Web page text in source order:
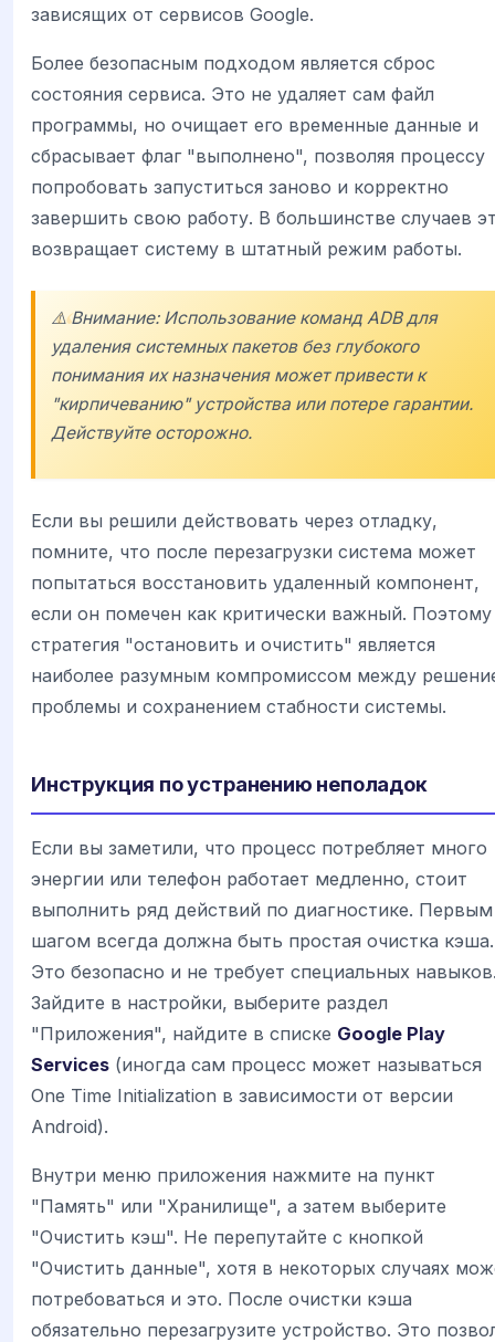
зависящих от сервисов Google.
Более безопасным подходом является сброс
состояния сервиса. Это не удаляет сам файл
программы, но очищает его временные данные и
сбрасывает флаг "выполнено", позволяя процессу
попробовать запуститься заново и корректно
завершить свою работу. В большинстве случаев
возвращает систему в штатный режим работы.
⚠️ Внимание: Использование команд ADB для
удаления системных пакетов без глубокого
понимания их назначения может привести к
"кирпичеванию" устройства или потере гарантии.
Действуйте осторожно.
Если вы решили действовать через отладку,
помните, что после перезагрузки система может
попытаться восстановить удаленный компонент,
если он помечен как критически важный. Поэтому
стратегия "остановить и очистить" является
наиболее разумным компромиссом между
проблемы и сохранением стабности системы.
Инструкция по устранению неполадок
Если вы заметили, что процесс потребляет много
энергии или телефон работает медленно, стоит
выполнить ряд действий по диагностике. Первым
шагом всегда должна быть простая очистка кэша.
Это безопасно и не требует специальных
Зайдите в настройки, выберите раздел
"Приложения", найдите в списке Google Play
Services (иногда сам процесс может называться
One Time Initialization в зависимости от версии
Android).
Внутри меню приложения нажмите на пункт
"Память" или "Хранилище", а затем выберите
"Очистить кэш". Не перепутайте с кнопкой
"Очистить данные", хотя в некоторых случаях
потребоваться и это. После очистки кэша
обязательно перезагрузите устройство. Это